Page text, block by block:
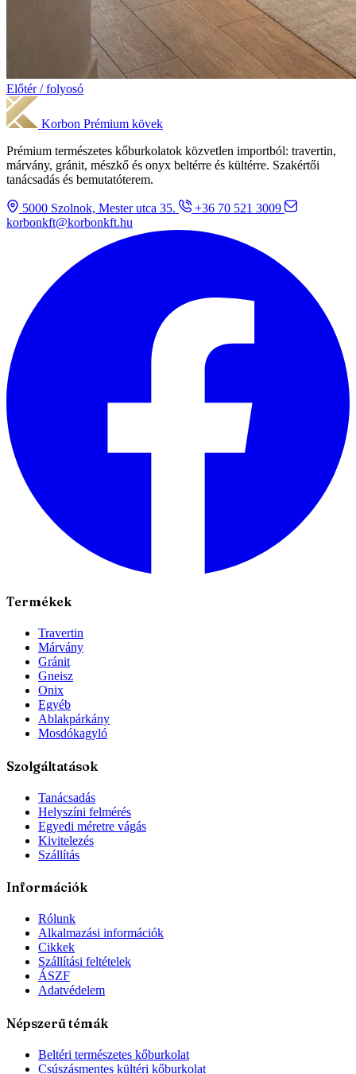
Előtér / folyosó
Korbon Prémium kövek
Prémium természetes kőburkolatok közvetlen importból: travertin,
márvány, gránit, mészkő és onyx beltérre és kültérre. Szakértői
tanácsadás és bemutatóterem.
5000 Szolnok, Mester utca 35.
+36 70 521 3009
korbonkft@korbonkft.hu
Termékek
Travertin
Márvány
Gránit
Gneisz
Onix
Egyéb
Ablakpárkány
Mosdókagyló
Szolgáltatások
Tanácsadás
Helyszíni felmérés
Egyedi méretre vágás
Kivitelezés
Szállítás
Információk
Rólunk
Alkalmazási információk
Cikkek
Szállítási feltételek
ÁSZF
Adatvédelem
Népszerű témák
Beltéri természetes kőburkolat
Csúszásmentes kültéri kőburkolat